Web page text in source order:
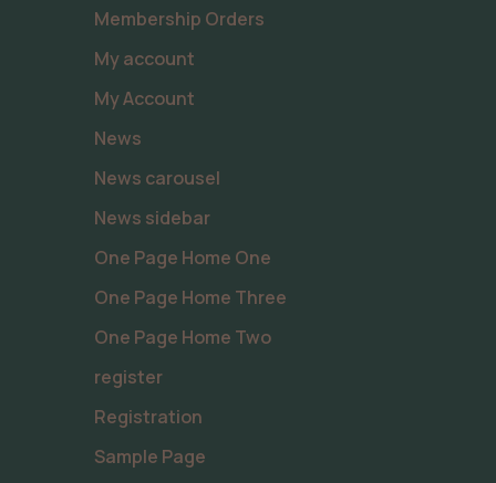
Membership Orders
My account
My Account
News
News carousel
News sidebar
One Page Home One
One Page Home Three
One Page Home Two
register
Registration
Sample Page